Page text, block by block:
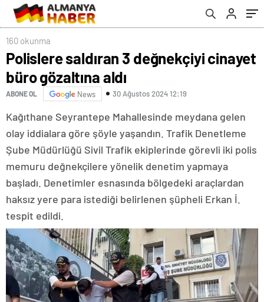
160 okunma
Polislere saldıran 3 değnekçiyi cinayet
büro gözaltına aldı
ABONE OL News 30 Ağustos 2024 12:19
Kağıthane Seyrantepe Mahallesinde meydana gelen
olay iddialara göre şöyle yaşandın. Trafik Denetleme
Şube Müdürlüğü Sivil Trafik ekiplerinde görevli iki polis
memuru değnekçilere yönelik denetim yapmaya
başladı. Denetimler esnasında bölgedeki araçlardan
haksız yere para istediği belirlenen şüpheli Erkan İ.
tespit edildi.